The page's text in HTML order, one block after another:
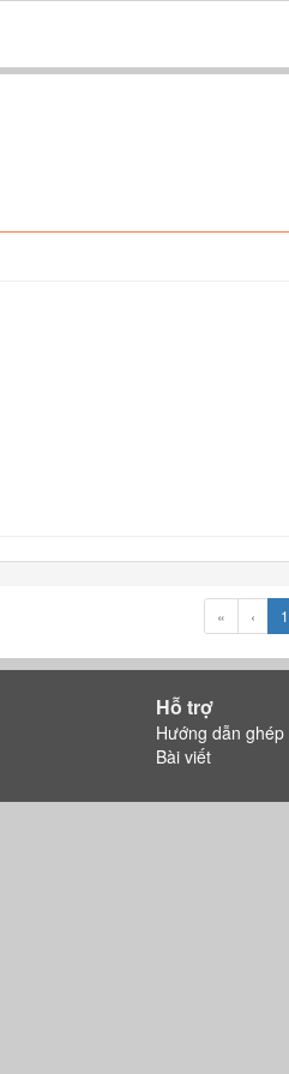
« ‹ 1
Hỗ trợ
Hướng dẫn ghép
Bài viết